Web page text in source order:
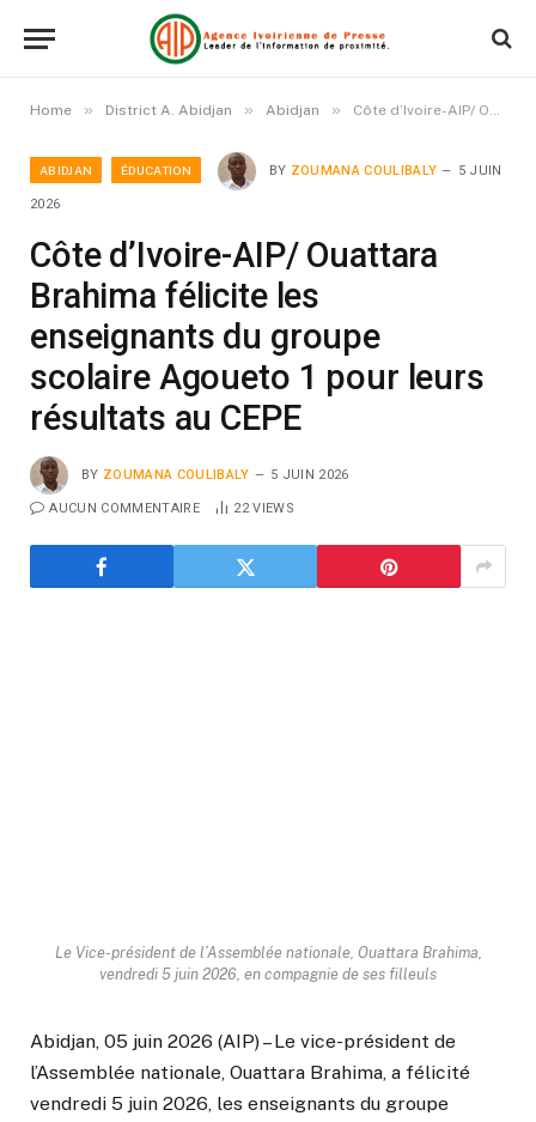
Home » District A. Abidjan » Abidjan » Côte d’Ivoire-AIP/ Ouattara Brahima félicite les enseignants du groupe scolaire Agoueto 1 pour leurs résultats au CEPE
ABIDJAN ÉDUCATION BY ZOUMANA COULIBALY 5 JUIN
2026
Côte d’Ivoire-AIP/ Ouattara
Brahima félicite les
enseignants du groupe
scolaire Agoueto 1 pour leurs
résultats au CEPE
BY ZOUMANA COULIBALY 5 JUIN 2026
AUCUN COMMENTAIRE 22VIEWS
Le Vice-président de l’Assemblée nationale, Ouattara Brahima,
vendredi 5 juin 2026, en compagnie de ses filleuls
Abidjan, 05 juin 2026 (AIP) – Le vice-président de
l’Assemblée nationale, Ouattara Brahima, a félicité
vendredi 5 juin 2026, les enseignants du groupe